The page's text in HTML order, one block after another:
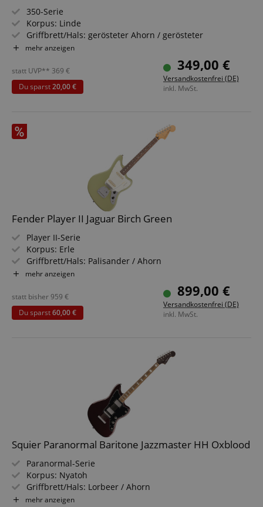
350-Serie
Korpus: Linde
Griffbrett/Hals: gerösteter Ahorn / gerösteter
kanadischer Ahorn
Tonabnehmer: 2x AlNiCo Humbucker (HH)
Farbe & Finish: Black, Gloss
mehr anzeigen
349,00 €
Versandkostenfrei (DE)
inkl. MwSt.
statt UVP** 369 €
Du sparst20,00 €
Fender Player II Jaguar Birch Green
Player II-Serie
Korpus: Erle
Griffbrett/Hals: Palisander / Ahorn
Tonabnehmer: 2x Player Series Jaguar Single-Coil (SS)
mehr anzeigen
899,00 €
Versandkostenfrei (DE)
inkl. MwSt.
statt bisher959 €
Du sparst60,00 €
Squier Paranormal Baritone Jazzmaster HH Oxblood
Paranormal-Serie
Korpus: Nyatoh
Griffbrett/Hals: Lorbeer / Ahorn
Tonabnehmer: 2x Fender Designed Alnico Humbucker
mehr anzeigen